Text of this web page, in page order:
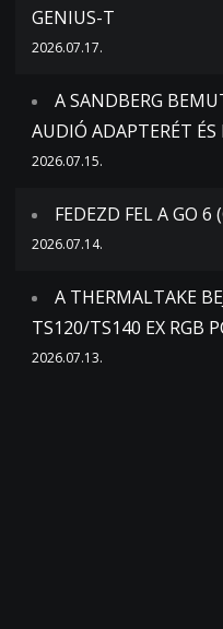
GENIUS-T
2026.07.17.
A SANDBERG
AUDIÓ ADAPTERÉT
2026.07.15.
FEDEZD FEL A GO 6
2026.07.14.
A THERMALTAKE
TS120/TS140 EX RGB
2026.07.13.